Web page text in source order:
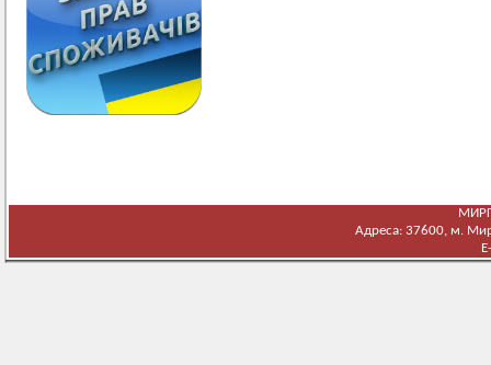
Адреса: 37600, м.